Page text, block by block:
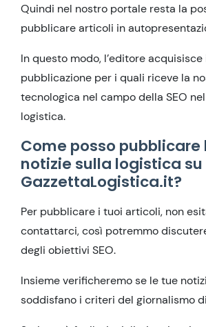
Quindi nel nostro portale resta la
pubblicare articoli in
In questo modo, l’editore
pubblicazione per i quali riceve la
tecnologica nel campo della SEO
logistica.
Come posso pubblicare
notizie sulla logistica su
GazzettaLogistica.it?
Per pubblicare i tuoi articoli, non
contattarci, così potremmo
degli obiettivi SEO.
Insieme verificheremo se le tue
soddisfano i criteri del giornalismo